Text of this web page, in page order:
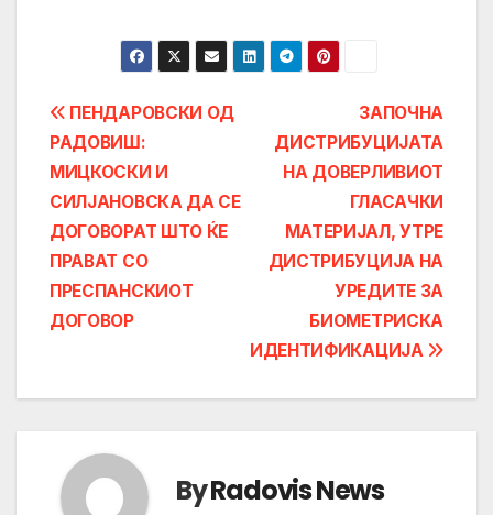
Post
navigation
ЗAПОЧНА
ДИСТРИБУЦИЈАТА
НА ДОВЕРЛИВИОТ
ГЛАСАЧКИ
МАТЕРИЈАЛ, УТРЕ
ДИСТРИБУЦИЈА НА
УРЕДИТЕ ЗА
БИОМЕТРИСКА
ИДЕНТИФИКАЦИЈА
ПЕНДАРОВСКИ ОД
РАДОВИШ:
МИЦКОСКИ И
СИЛЈАНОВСКА ДА СЕ
ДОГОВОРАТ ШТО ЌЕ
ПРАВАТ СО
ПРЕСПАНСКИОТ
ДОГОВОР
ByRadovis News